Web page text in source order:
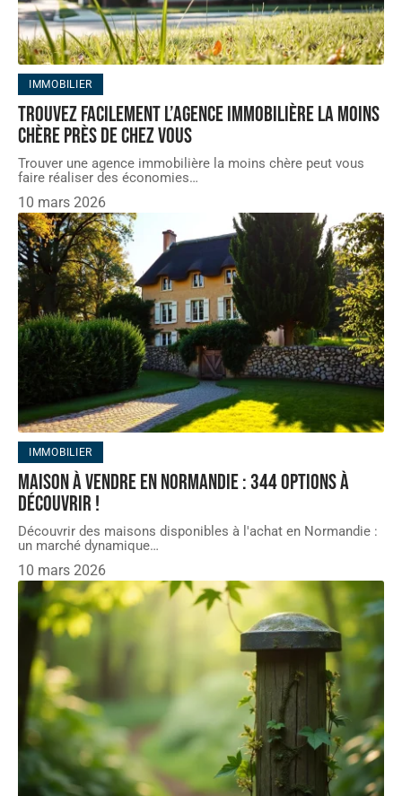
IMMOBILIER
Trouvez facilement l’agence immobilière la moins
chère près de chez vous
Trouver une agence immobilière la moins chère peut vous
faire réaliser des économies…
10 mars 2026
IMMOBILIER
Maison à vendre en normandie : 344 options à
découvrir !
Découvrir des maisons disponibles à l'achat en Normandie :
un marché dynamique…
10 mars 2026